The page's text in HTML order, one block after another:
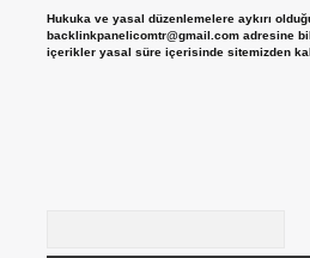
Hukuka ve yasal düzenlemelere aykırı
backlinkpanelicomtr@gmail.comadresine
içerikler yasal süre içerisinde sitemizden